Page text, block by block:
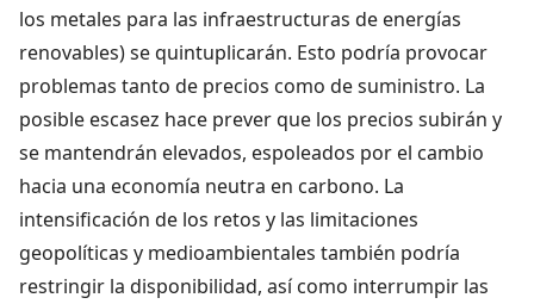
los metales para las infraestructuras de energías
renovables) se quintuplicarán. Esto podría provocar
problemas tanto de precios como de suministro. La
posible escasez hace prever que los precios subirán y
se mantendrán elevados, espoleados por el cambio
hacia una economía neutra en carbono. La
intensificación de los retos y las limitaciones
geopolíticas y medioambientales también podría
restringir la disponibilidad, así como interrumpir las